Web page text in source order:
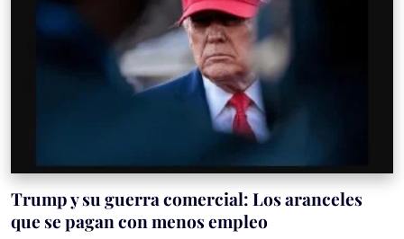
Trump y su guerra comercial: Los aranceles
que se pagan con menos empleo